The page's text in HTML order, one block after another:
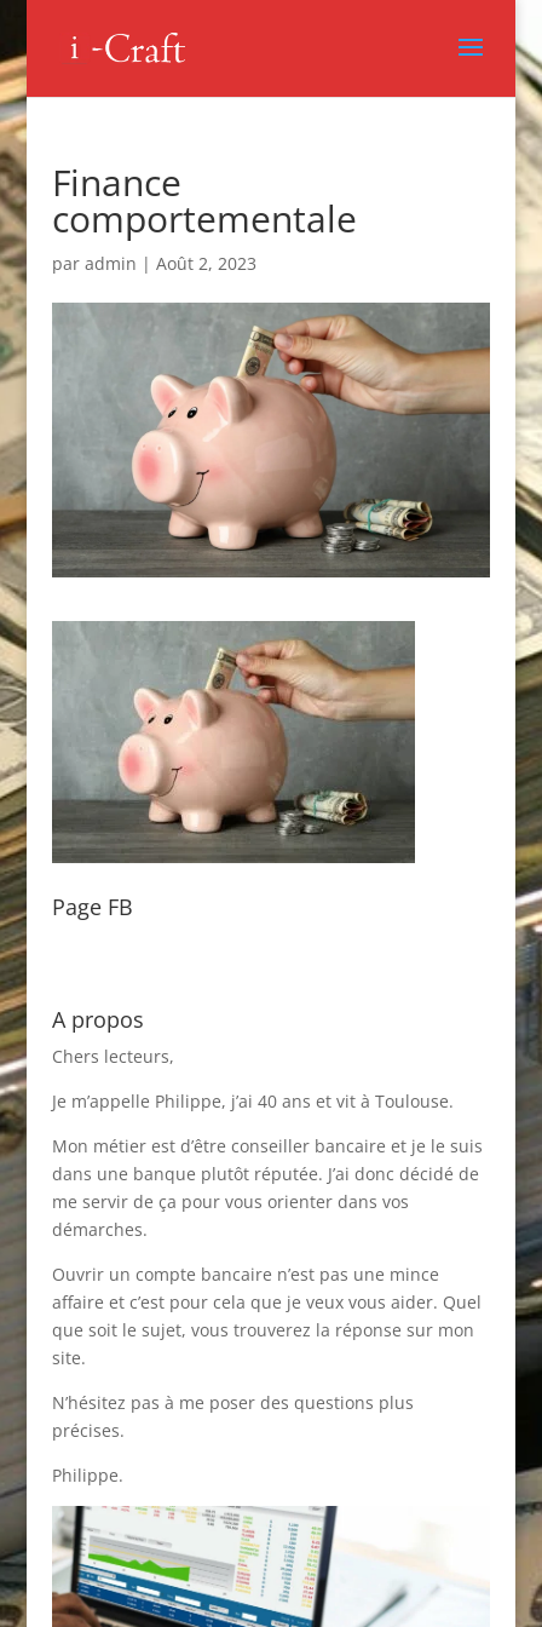
Finance
comportementale
par admin | Août 2, 2023
Page FB
A propos
Chers lecteurs,
Je m’appelle Philippe, j’ai 40 ans et vit à Toulouse.
Mon métier est d’être conseiller bancaire et je le suis
dans une banque plutôt réputée. J’ai donc décidé de
me servir de ça pour vous orienter dans vos
démarches.
Ouvrir un compte bancaire n’est pas une mince
affaire et c’est pour cela que je veux vous aider. Quel
que soit le sujet, vous trouverez la réponse sur mon
site.
N’hésitez pas à me poser des questions plus
précises.
Philippe.